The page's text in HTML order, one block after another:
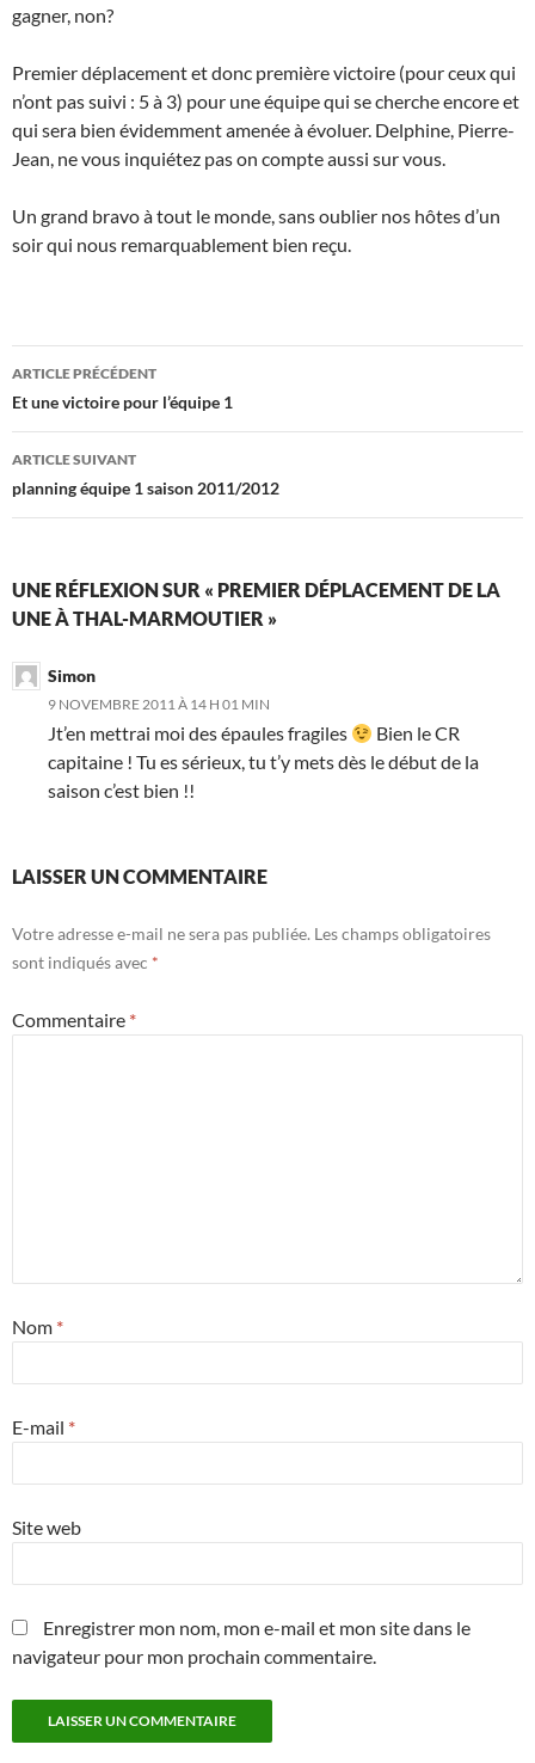
gagner, non?
Premier déplacement et donc première victoire (pour ceux qui
n’ont pas suivi : 5 à 3) pour une équipe qui se cherche encore et
qui sera bien évidemment amenée à évoluer. Delphine, Pierre-
Jean, ne vous inquiétez pas on compte aussi sur vous.
Un grand bravo à tout le monde, sans oublier nos hôtes d’un
soir qui nous remarquablement bien reçu.
Navigation
des
articles
ARTICLE PRÉCÉDENT
Et une victoire pour l’équipe 1
ARTICLE SUIVANT
planning équipe 1 saison 2011/2012
UNE RÉFLEXION SUR « PREMIER DÉPLACEMENT DE LA
UNE À THAL-MARMOUTIER »
Simon
9 NOVEMBRE 2011 À 14 H 01 MIN
Jt’en mettrai moi des épaules fragiles
Bien le CR
capitaine ! Tu es sérieux, tu t’y mets dès le début de la
saison c’est bien !!
LAISSER UN COMMENTAIRE
Votre adresse e-mail ne sera pas publiée. Les champs obligatoires
sont indiqués avec *
Commentaire *
Nom *
E-mail *
Site web
Enregistrer mon nom, mon e-mail et mon site dans le
navigateur pour mon prochain commentaire.